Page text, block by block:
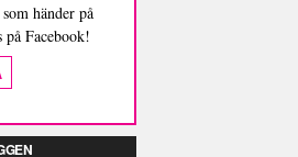
händer på
på Facebook!